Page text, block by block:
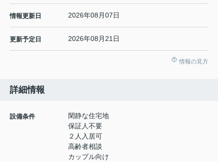
情報更新日 2026年08月07日
更新予定日 2026年08月21日
情報の見方
詳細情報
設備条件
閑静な住宅地
保証人不要
２人入居可
高齢者相談
カップル向け